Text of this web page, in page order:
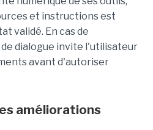
et instructions est
validé. En cas de
dialogue invite l'utilisateur
avant d'autoriser
améliorations